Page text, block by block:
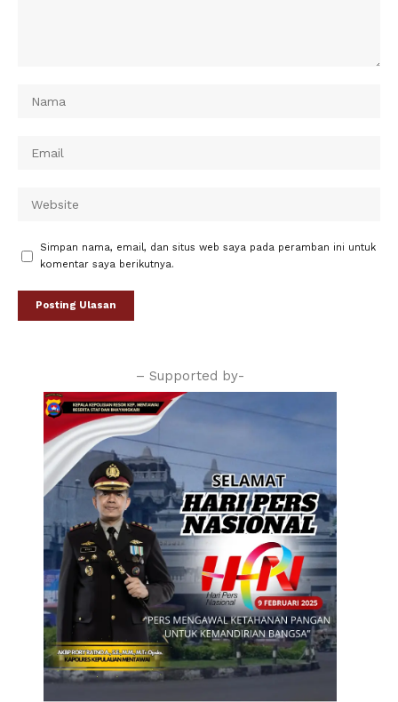
Simpan nama, email, dan situs web saya pada peramban ini untuk
komentar saya berikutnya.
– Supported by-